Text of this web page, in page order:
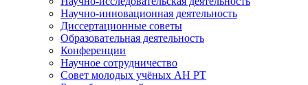
Научно-инновационная деятельность
Диссертационные советы
Образовательная деятельность
Конференции
Научное сотрудничество
Совет молодых учёных АН РТ